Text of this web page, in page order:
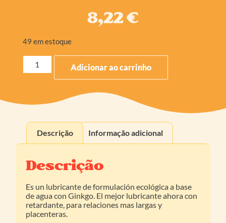
8,22€
49 em estoque
Adicionar ao carrinho
Descrição Informação adicional
Descrição
Es un lubricante de formulación ecológica a base
de agua con Ginkgo. El mejor lubricante ahora con
retardante, para relaciones mas largas y
placenteras.